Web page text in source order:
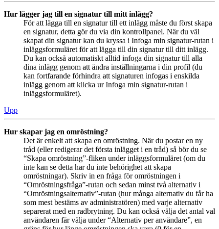
Hur lägger jag till en signatur till mitt inlägg?
För att lägga till en signatur till ett inlägg måste du först skapa
en signatur, detta gör du via din kontrollpanel. När du väl
skapat din signatur kan du kryssa i Infoga min signatur-rutan i
inläggsformuläret för att lägga till din signatur till ditt inlägg.
Du kan också automatiskt alltid infoga din signatur till alla
dina inlägg genom att ändra inställningarna i din profil (du
kan fortfarande förhindra att signaturen infogas i enskilda
inlägg genom att klicka ur Infoga min signatur-rutan i
inläggsformuläret).
Upp
Hur skapar jag en omröstning?
Det är enkelt att skapa en omröstning. När du postar en ny
tråd (eller redigerar det första inlägget i en tråd) så bör du se
“Skapa omröstning”-fliken under inläggsformuläret (om du
inte kan se detta har du inte behörighet att skapa
omröstningar). Skriv in en fråga för omröstningen i
“Omröstningsfråga”-rutan och sedan minst två alternativ i
“Omröstningsalternativ”-rutan (hur många alternativ du får ha
som mest bestäms av administratören) med varje alternativ
separerat med en radbrytning. Du kan också välja det antal val
användaren får välja under “Alternativ per användare”, en